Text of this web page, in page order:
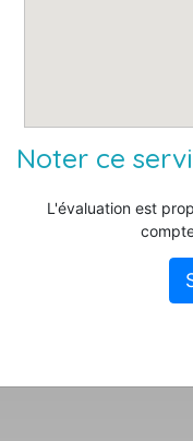
Noter ce
L'évaluation est